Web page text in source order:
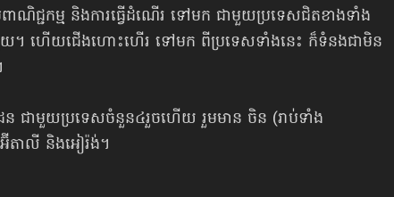
ាណិជ្ជកម្ម និងការធ្វើដំណើរ ទៅមក ជាមួយប្រទេសជិតខាងទាំង
យ។ ហើយជើងហោះហើរ ទៅមក ពីប្រទេសទាំងនេះ ក៏ទំនងជាមិន
ន ជាមួយប្រទេសចំនួន៤រួចហើយ រួមមាន ចិន (រាប់ទាំង
អ៊ីតាលី និងអៀរ៉ង់។